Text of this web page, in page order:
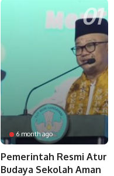
6 month ago
Pemerintah Resmi Atur
Budaya Sekolah Aman